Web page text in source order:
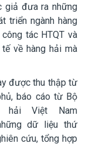
giả đưa ra những
triển ngành hàng
tác HTQT và
về hàng hải mà
được thu thập từ
báo cáo từ Bộ
hải Việt Nam
dữ liệu thứ
cứu, tổng hợp